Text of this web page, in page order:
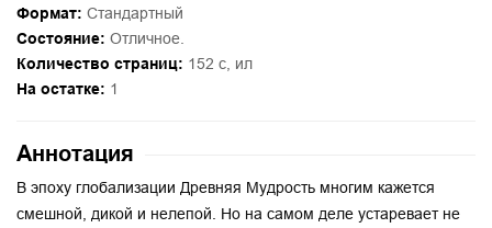
Формат: Стандартный
Состояние: Отличное.
Количество страниц: 152 с, ил
На остатке: 1
Аннотация
В эпоху глобализации Древняя Мудрость многим кажется
смешной, дикой и нелепой. Но на самом деле устаревает не